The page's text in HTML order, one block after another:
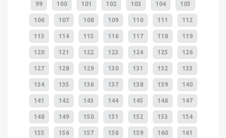
99 100 101 102 103 104 105
106 107 108 109 110 111 112
113 114 115 116 117 118 119
120 121 122 123 124 125 126
127 128 129 130 131 132 133
134 135 136 137 138 139 140
141 142 143 144 145 146 147
148 149 150 151 152 153 154
155 156 157 158 159 160 161